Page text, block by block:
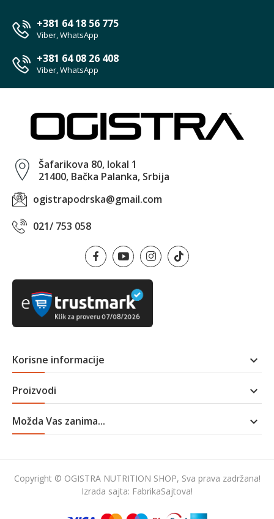
+381 64 18 56 775
Viber, WhatsApp
+381 64 08 26 408
Viber, WhatsApp
Šafarikova 80, lokal 1
21400, Bačka Palanka, Srbija
ogistrapodrska@gmail.com
021/ 753 058
Korisne informacije 
Proizvodi 
Možda Vas zanima... 
Copyright © OGISTRA NUTRITION SHOP, Sva prava zadržana!
Izrada sajta: FabrikaSajtova!